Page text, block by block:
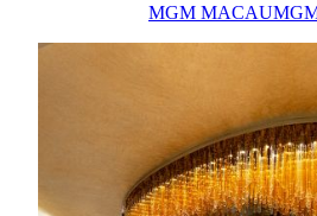
MGM MACAU
MGM
コタイの「宝石箱」をイメージ